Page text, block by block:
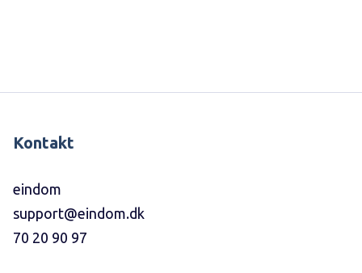
Kontakt
eindom
support@eindom.dk
70 20 90 97